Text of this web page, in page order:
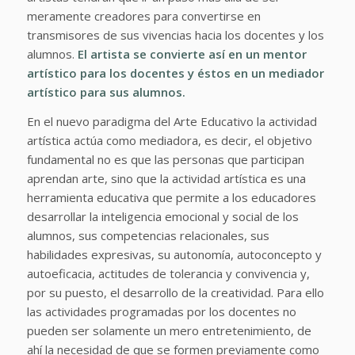
meramente creadores para convertirse en
transmisores de sus vivencias hacia los docentes y los
alumnos. El artista se convierte así en un mentor
artístico para los docentes y éstos en un mediador
artístico para sus alumnos.
En el nuevo paradigma del Arte Educativo la actividad
artística actúa como mediadora, es decir, el objetivo
fundamental no es que las personas que participan
aprendan arte, sino que la actividad artística es una
herramienta educativa que permite a los educadores
desarrollar la inteligencia emocional y social de los
alumnos, sus competencias relacionales, sus
habilidades expresivas, su autonomía, autoconcepto y
autoeficacia, actitudes de tolerancia y convivencia y,
por su puesto, el desarrollo de la creatividad. Para ello
las actividades programadas por los docentes no
pueden ser solamente un mero entretenimiento, de
ahí la necesidad de que se formen previamente como